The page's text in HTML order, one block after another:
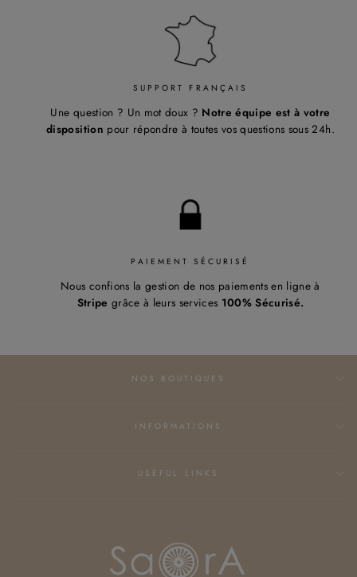
SUPPORT FRANÇAIS
Une question ? Un mot doux ? Notre équipe est à votre
disposition pour répondre à toutes vos questions sous 24h.
PAIEMENT SÉCURISÉ
Nous confions la gestion de nos paiements en ligne à
Stripe grâce à leurs services 100% Sécurisé.
NOS BOUTIQUES
INFORMATIONS
USEFUL LINKS